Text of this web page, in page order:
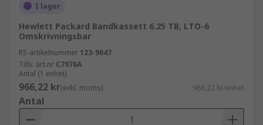
I lager
Hewlett Packard Bandkassett 6.25 TB, LTO-6
Omskrivningsbar
RS-artikelnummer 123-9647
Tillv. art.nr C7976A
Antal (1 enhet)
966,22 kr(exkl. moms) 966,22 kr/enhet
Antal